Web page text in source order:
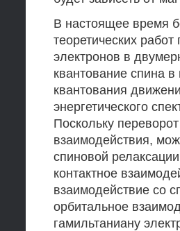
В настоящее время
теоретических
электронов в
квантование спина
квантования
энергетического
Поскольку
взаимодействия,
спиновой
контактное
взаимодействие со
орбитальное
гамильтаниану